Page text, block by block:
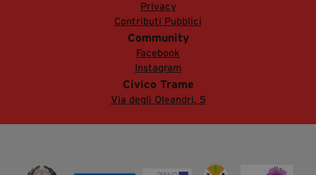
Privacy
Contributi Pubblici
Community
Facebook
Instagram
Civico Trame
Via degli Oleandri, 5